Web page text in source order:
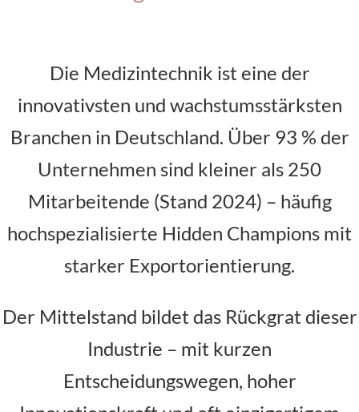
Die Medizintechnik ist eine der
innovativsten und wachstumsstärksten
Branchen in Deutschland. Über 93 % der
Unternehmen sind kleiner als 250
Mitarbeitende (Stand 2024) – häufig
hochspezialisierte Hidden Champions mit
starker Exportorientierung.
Der Mittelstand bildet das Rückgrat dieser
Industrie – mit kurzen
Entscheidungswegen, hoher